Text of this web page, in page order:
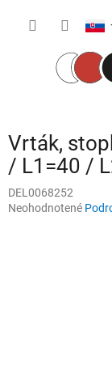
Vrták,
/ L1=40 /
DEL0068252
Priemerné
Neohodnotené